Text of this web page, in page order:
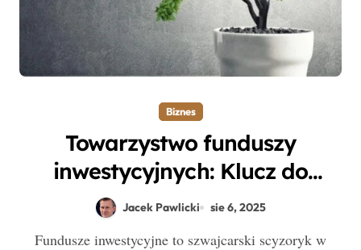
Biznes
Towarzystwo funduszy
inwestycyjnych: Klucz do
mądrego inwestowania i
ochrony kapitału
Jacek Pawlicki sie 6, 2025
Fundusze inwestycyjne to szwajcarski scyzoryk w